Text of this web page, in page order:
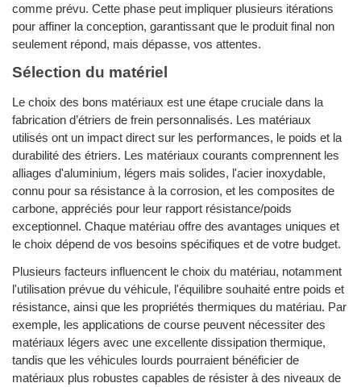
comme prévu. Cette phase peut impliquer plusieurs itérations
pour affiner la conception, garantissant que le produit final non
seulement répond, mais dépasse, vos attentes.
Sélection du matériel
Le choix des bons matériaux est une étape cruciale dans la
fabrication d’étriers de frein personnalisés. Les matériaux
utilisés ont un impact direct sur les performances, le poids et la
durabilité des étriers. Les matériaux courants comprennent les
alliages d'aluminium, légers mais solides, l'acier inoxydable,
connu pour sa résistance à la corrosion, et les composites de
carbone, appréciés pour leur rapport résistance/poids
exceptionnel. Chaque matériau offre des avantages uniques et
le choix dépend de vos besoins spécifiques et de votre budget.
Plusieurs facteurs influencent le choix du matériau, notamment
l'utilisation prévue du véhicule, l'équilibre souhaité entre poids et
résistance, ainsi que les propriétés thermiques du matériau. Par
exemple, les applications de course peuvent nécessiter des
matériaux légers avec une excellente dissipation thermique,
tandis que les véhicules lourds pourraient bénéficier de
matériaux plus robustes capables de résister à des niveaux de